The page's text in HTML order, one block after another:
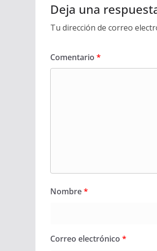
Deja una
Tu dirección de correo
Comentario *
Nombre*
Correo electrónico *